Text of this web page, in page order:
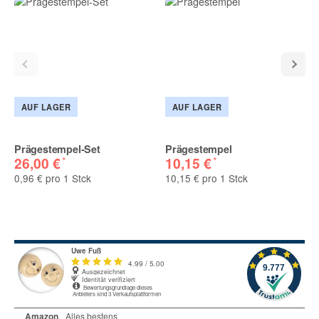
E-Mail
Bitte beachten Sie unsere Datenschutzerklärung
Benachrichtigung anfordern
AUF LAGER
Prägestempel-Set
26,00 €*
0,96 € pro 1 Stck
AUF LAGER
Prägestempel
10,15 €*
10,15 € pro 1 Stck